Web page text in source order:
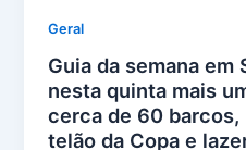
Geral
Guia da semana em
nesta quinta mais
cerca de 60 barcos,
telão da Copa e